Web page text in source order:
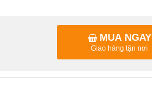
MUA NGAY
Giao hàng tận nơi